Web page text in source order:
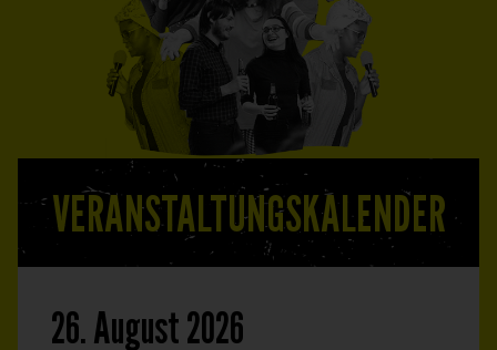
VERANSTALTUNGSKALENDER
26. August 2026